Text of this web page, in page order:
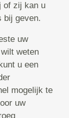
of zij kan u
bij geven.
uw
weten
u een
mogelijk te
uw